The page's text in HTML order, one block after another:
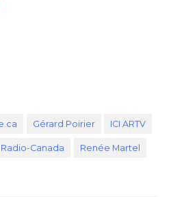
Gérard Poirier ICI ARTV
Radio-Canada Renée Martel